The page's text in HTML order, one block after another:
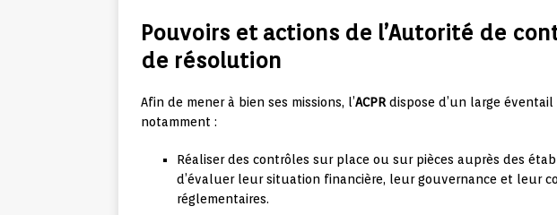
Pouvoirs et actions de l’Autorité de
de résolution
Afin de mener à bien ses missions, l’ACPR dispose d’un large
notamment :
Réaliser des contrôles sur place ou sur pièces auprès des
d’évaluer leur situation financière, leur gouvernance et leur
réglementaires.